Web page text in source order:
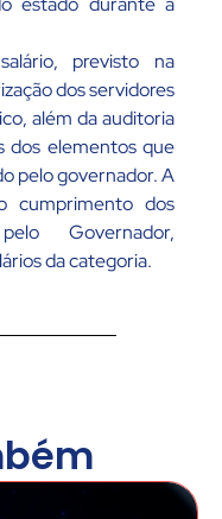
previsto na
dos servidores
além da auditoria
dos elementos que
pelo governador. A
cumprimento dos
Governador,
da categoria.